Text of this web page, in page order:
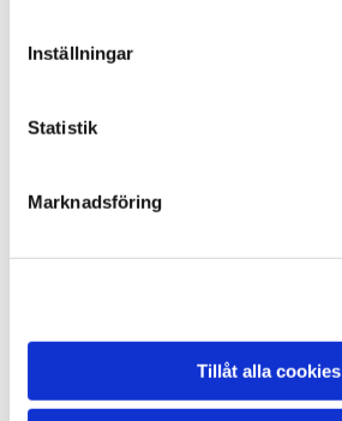
Inställningar
Statistik
Marknadsföring
Tillåt alla cookies
Bilverkstaden erbjuder följande;
Elfel
AC-service